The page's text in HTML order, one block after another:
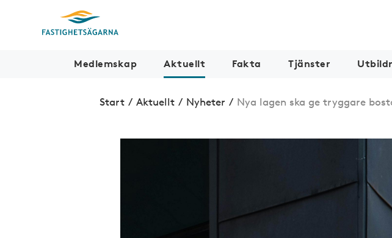
Medlemskap Aktuellt Fakta Tjänster
Start / Aktuellt / Nyheter / Nya lagen ska ge tryggare